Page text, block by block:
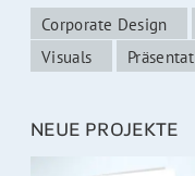
Corporate Design
Visuals
NEUE PROJEKTE